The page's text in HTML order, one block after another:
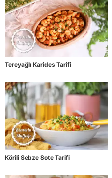
Tereyağlı Karides Tarifi
Körili Sebze Sote Tarifi